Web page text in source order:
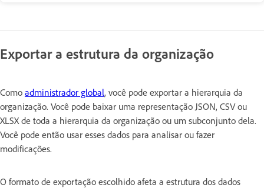
Exportar a estrutura da organização
Como administrador global, você pode exportar a hierarquia da
organização. Você pode baixar uma representação JSON, CSV ou
XLSX de toda a hierarquia da organização ou um subconjunto dela.
Você pode então usar esses dados para analisar ou fazer
modificações.
O formato de exportação escolhido afeta a estrutura dos dados